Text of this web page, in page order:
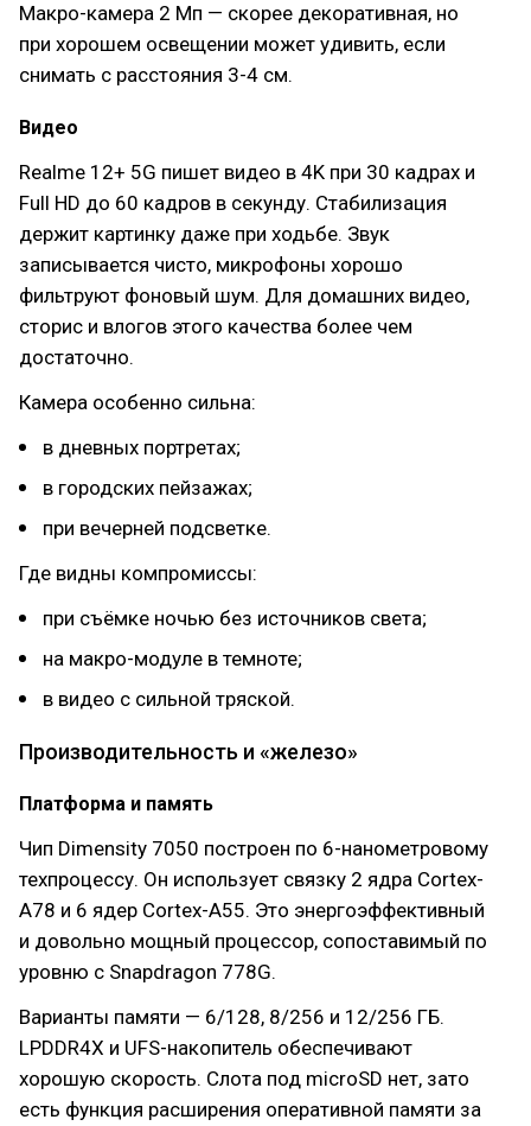
Макро-камера 2 Мп — скорее декоративная, но
при хорошем освещении может удивить, если
снимать с расстояния 3-4 см.
Видео
Realme 12+ 5G пишет видео в 4K при 30 кадрах и
Full HD до 60 кадров в секунду. Стабилизация
держит картинку даже при ходьбе. Звук
записывается чисто, микрофоны хорошо
фильтруют фоновый шум. Для домашних видео,
сторис и влогов этого качества более чем
достаточно.
Камера особенно сильна:
в дневных портретах;
в городских пейзажах;
при вечерней подсветке.
Где видны компромиссы:
при съёмке ночью без источников света;
на макро-модуле в темноте;
в видео с сильной тряской.
Производительность и «железо»
Платформа и память
Чип Dimensity 7050 построен по 6-нанометровому
техпроцессу. Он использует связку 2 ядра Cortex-
A78 и 6 ядер Cortex-A55. Это энергоэффективный
и довольно мощный процессор, сопоставимый по
уровню с Snapdragon 778G.
Варианты памяти — 6/128, 8/256 и 12/256 ГБ.
LPDDR4X и UFS-накопитель обеспечивают
хорошую скорость. Слота под microSD нет, зато
есть функция расширения оперативной памяти за